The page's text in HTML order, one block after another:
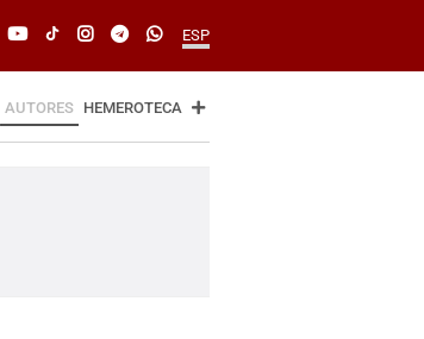
ESP
AUTORES HEMEROTECA